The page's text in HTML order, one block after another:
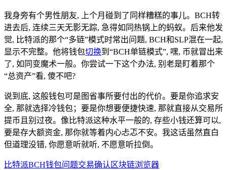
我身旁有个男性朋友, 上个月碰到了同样糟糕的事儿。BCH转
进去后, 连续三天无影无踪, 急得如同热锅上的蚂蚁。后来他发
觉, 比特派的那个“多链”模式时常出问题, BCH和SLP混在一起,
显示不完整。他将钱包切换到“BCH单链模式”, 嘿, 币就冒出来
了, 如同变魔术一般。你尝试一下这个办法, 别老是盯着那个
“总资产”看, 傻不吧?
说到底, 这般钱包可是图省事所要付出的代价。要是你追求安
全, 那就选择冷钱包；要是你想要便捷快速, 那就直接从交易所
提币且别过夜。像比特派这种水平一般的, 存些小钱还算可以,
要是存大额资金, 那你就等着内心忐忑不安。我这话虽然直白
但道理没错, 你愿意听就听, 不愿意听拉倒。
比特派BCH钱包问题交易确认 区块链浏览器